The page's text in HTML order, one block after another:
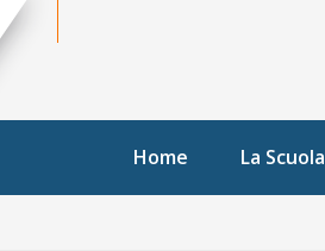
Home La Scuola